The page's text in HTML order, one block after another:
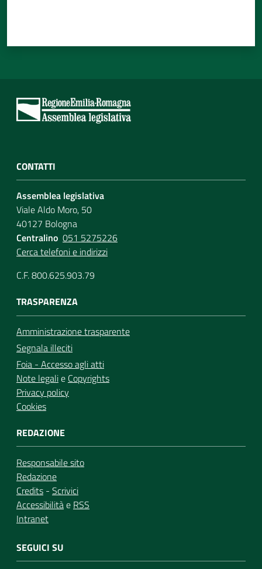
CONTATTI
Assemblea legislativa
Viale Aldo Moro, 50
40127 Bologna
Centralino 051 5275226
Cerca telefoni e indirizzi
C.F. 800.625.903.79
TRASPARENZA
Amministrazione trasparente
Segnala illeciti
Foia - Accesso agli atti
Note legalie Copyrights
Privacy policy
Cookies
REDAZIONE
Responsabile sito
Redazione
Credits - Scrivici
Accessibilitàe RSS
Intranet
SEGUICI SU